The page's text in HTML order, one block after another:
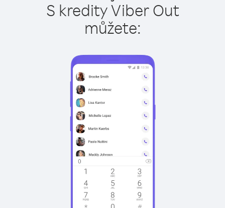
S kredity Viber Out
můžete: